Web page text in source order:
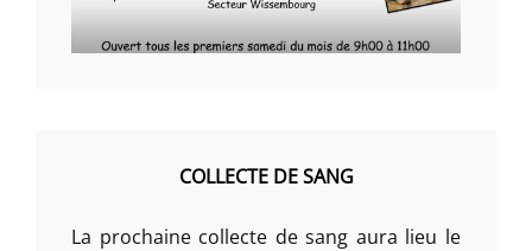
COLLECTE DE SANG
La prochaine collecte de sang aura lieu le